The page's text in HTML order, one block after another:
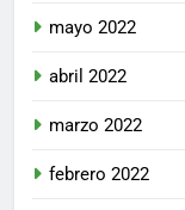
mayo 2022
abril 2022
marzo 2022
febrero 2022